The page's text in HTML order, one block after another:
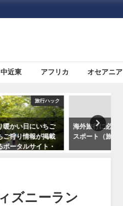
中近東 アフリカ オセアニア
海外旅行に必須！日本の「パ
スポート（旅券）」について
ズニーラン